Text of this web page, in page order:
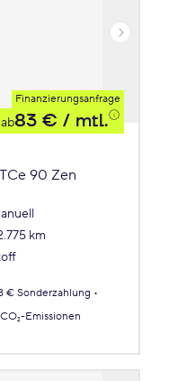
Finanzierungsanfrage
ab83 € / mtl.
90 Zen
km
€ Sonderzahlung
CO₂-Emissionen